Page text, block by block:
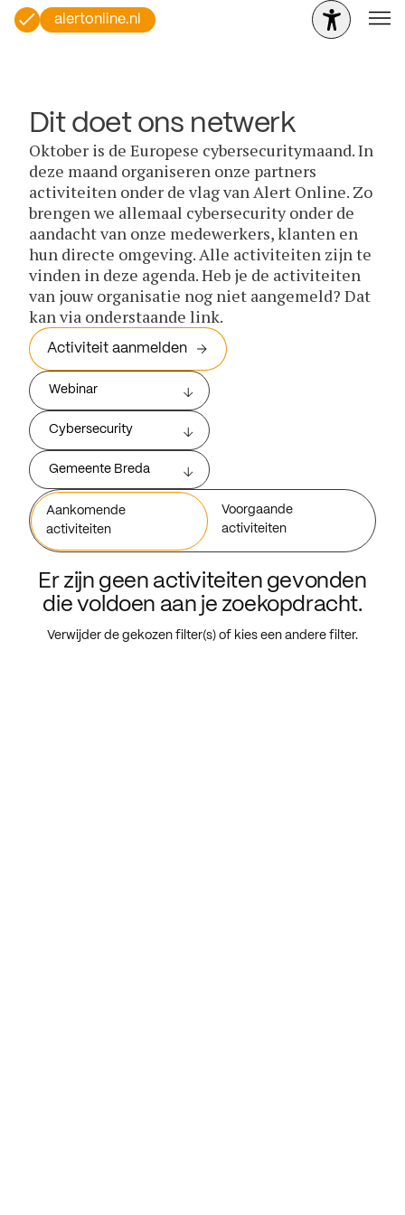
alertonline.nl
Dit doet ons netwerk
Oktober is de Europese cybersecuritymaand. In
deze maand organiseren onze partners
activiteiten onder de vlag van Alert Online. Zo
brengen we allemaal cybersecurity onder de
aandacht van onze medewerkers, klanten en
hun directe omgeving. Alle activiteiten zijn te
vinden in deze agenda. Heb je de activiteiten
van jouw organisatie nog niet aangemeld? Dat
kan via onderstaande link.
Activiteit aanmelden
Webinar
Cybersecurity
Gemeente Breda
Aankomende
activiteiten
Voorgaande
activiteiten
Er zijn geen activiteiten gevonden
die voldoen aan je zoekopdracht.
Verwijder de gekozen filter(s) of kies een andere filter.